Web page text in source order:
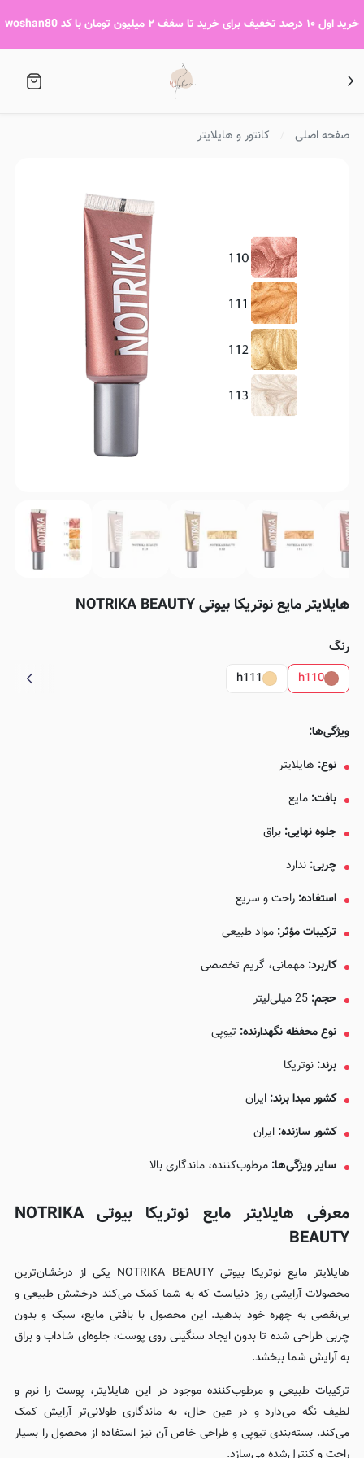
خرید اول ۱۰ درصد تخفیف برای خرید تا سقف ۲ میلیون تومان با کد woshan80
صفحه اصلی کانتور و هایلایتر
هایلایتر مایع نوتریکا بیوتی NOTRIKA BEAUTY
رنگ
h110
h111
ویژگی‌ها:
نوع: هایلایتر
بافت: مایع
جلوه نهایی: براق
چربی: ندارد
استفاده: راحت و سریع
ترکیبات مؤثر: مواد طبیعی
کاربرد: مهمانی، گریم تخصصی
حجم:
نوع محفظه نگهدارنده: تیوپی
برند: نوتریکا
کشور مبدا برند: ایران
کشور سازنده: ایران
سایر ویژگی‌ها: مرطوب‌کننده، ماندگاری بالا
معرفی هایلایتر مایع نوتریکا بیوتی NOTRIKA
BEAUTY
هایلایتر مایع نوتریکا بیوتی NOTRIKA BEAUTY یکی از درخشان‌ترین
محصولات آرایشی روز دنیاست که به شما کمک می‌کند درخشش طبیعی و
بی‌نقصی به چهره خود بدهید. این محصول با بافتی مایع، سبک و بدون
چربی طراحی شده تا بدون ایجاد سنگینی روی پوست، جلوه‌ای شاداب و براق
به آرایش شما ببخشد.
ترکیبات طبیعی و مرطوب‌کننده موجود در این هایلایتر، پوست را نرم و
لطیف نگه می‌دارد و در عین حال، به ماندگاری طولانی‌تر آرایش کمک
می‌کند. بسته‌بندی تیوپی و طراحی خاص آن نیز استفاده از محصول را بسیار